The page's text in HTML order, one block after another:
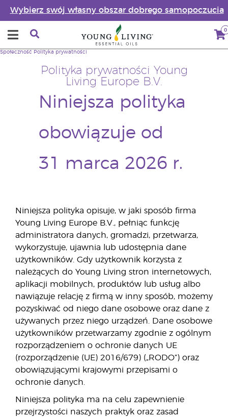
Wybierz swój własny obszar dobrego samopoczucia
0
Polityka prywatności Young
Living Europe B.V.
Niniejsza polityka
obowiązuje od
31 marca 2026 r.
Społeczność Polityka prywatności
Niniejsza polityka opisuje, w jaki sposób firma
Young Living Europe B.V., pełniąc funkcję
administratora danych, gromadzi, przetwarza,
wykorzystuje, ujawnia lub udostępnia dane
użytkowników. Gdy użytkownik korzysta z
należących do Young Living stron internetowych,
aplikacji mobilnych, produktów lub usług albo
nawiązuje relację z firmą w inny sposób, możemy
pozyskiwać od niego dane osobowe oraz dane z
używanych przez niego urządzeń. Dane osobowe
użytkowników przetwarzamy zgodnie z ogólnym
rozporządzeniem o ochronie danych UE
(rozporządzenie (UE) 2016/679) („RODO”) oraz
obowiązującymi krajowymi przepisami o
ochronie danych.
Niniejsza polityka ma na celu zapewnienie
przejrzystości naszych praktyk oraz zasad